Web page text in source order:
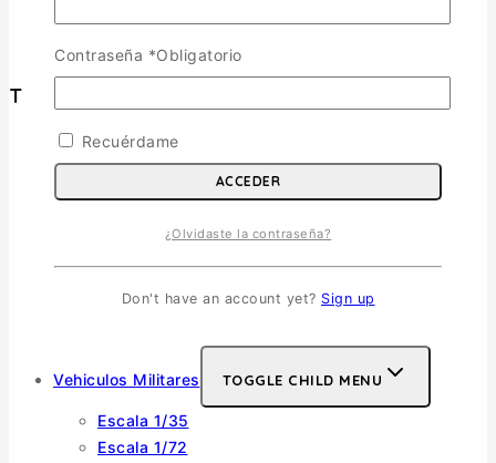
Tienda
Escala 1/72
Escala 1/48
Otras
Vehiculos Militares TOGGLE CHILD MENU
Escala 1/35
Escala 1/72
Contraseña *Obligatorio
Recuérdame
ACCEDER
¿Olvidaste la contraseña?
Don't have an account yet? Sign up